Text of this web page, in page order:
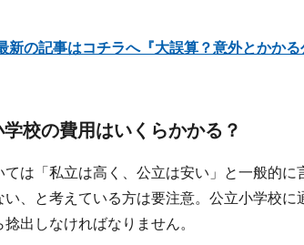
新の記事はコチラへ『大誤算？意外とかかる
校の費用はいくらかかる？
ては「私立は高く、公立は安い」と一般的
い、と考えている方は要注意。公立小学校
捻出しなければなりません。